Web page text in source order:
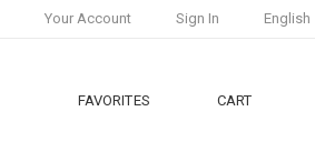
Sign In
Your Account English
FAVORITES CART